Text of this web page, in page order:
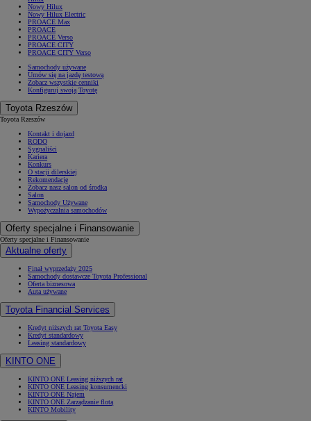
Nowy Hilux
Nowy Hilux Electric
PROACE Max
PROACE
PROACE Verso
PROACE CITY
PROACE CITY Verso
Samochody używane
Umów się na jazdę testową
Zobacz wszystkie cenniki
Konfiguruj swoją Toyotę
Toyota Rzeszów
Toyota Rzeszów
Kontakt i dojazd
RODO
Sygnaliści
Kariera
Konkurs
O stacji dilerskiej
Rekomendacje
Zobacz nasz salon od środka
Salon
Samochody Używane
Wypożyczalnia samochodów
Oferty specjalne i Finansowanie
Oferty specjalne i Finansowanie
Aktualne oferty
Finał wyprzedaży 2025
Samochody dostawcze Toyota Professional
Oferta biznesowa
Auta używane
Toyota Financial Services
Kredyt niższych rat Toyota Easy
Kredyt standardowy
Leasing standardowy
KINTO ONE
KINTO ONE Leasing niższych rat
KINTO ONE Leasing konsumencki
KINTO ONE Najem
KINTO ONE Zarządzanie flotą
KINTO Mobility